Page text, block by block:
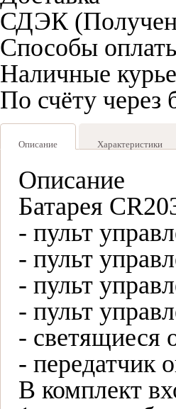
СДЭК
Способы
Наличные
По счёту через
Описание Характеристики
Описание
Батарея
- пульт
- пульт
- пульт
- пульт
-
- передатчик
В комплект